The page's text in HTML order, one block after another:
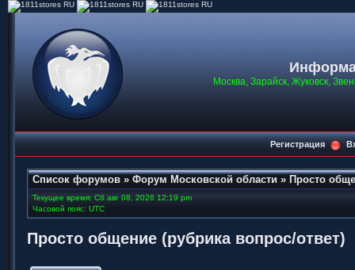
Москва, Зарайск, Жуковск,
Регистрация
Список форумов » Форум Московской области » Просто
Текущее время: Сб авг 08, 2026 12:19 pm
Часовой пояс: UTC
Просто общение (рубрика вопрос/ответ)